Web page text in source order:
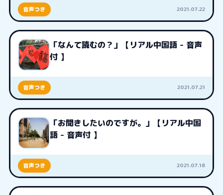
音声つき 2021.07.22
「なんて読むの？」【リアル中国語 - 音声
付 】
音声つき 2021.07.21
「お聞きしたいのですが。」【リアル中国
語 - 音声付 】
音声つき 2021.07.18